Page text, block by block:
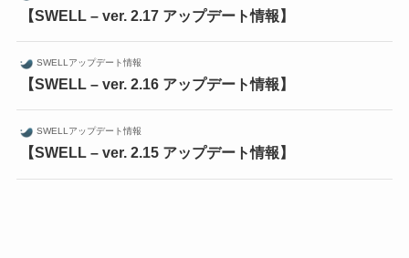
【SWELL – ver. 2.17 アップデート情報】
SWELLアップデート情報
【SWELL – ver. 2.16 アップデート情報】
SWELLアップデート情報
【SWELL – ver. 2.15 アップデート情報】